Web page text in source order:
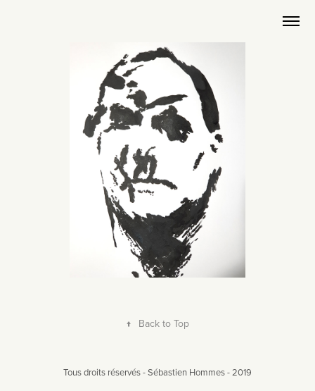
↑ Back to Top
Tous droits réservés - Sébastien Hommes - 2019